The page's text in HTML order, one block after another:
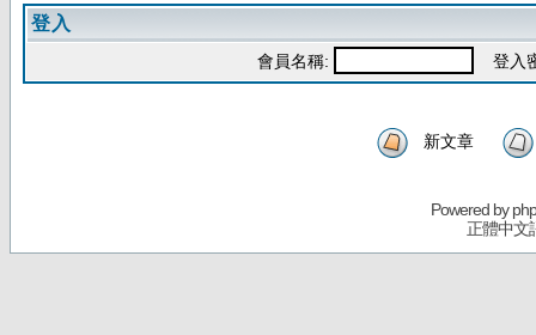
登入
會員名稱: 登入
新文章
Powered by
正體中文